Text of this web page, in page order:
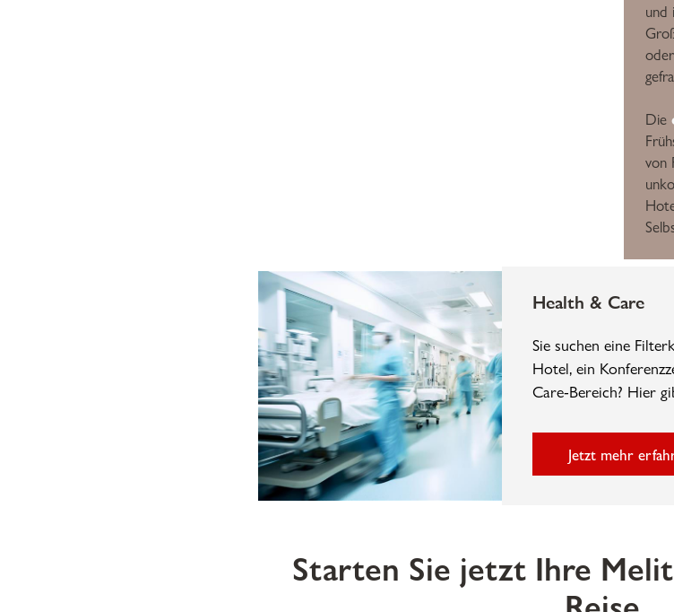
und
Die
von
Health & Care
Sie suchen eine
Hotel, ein
Care-Bereich? Hier
Jetzt mehr
Starten Sie jetzt Ihre